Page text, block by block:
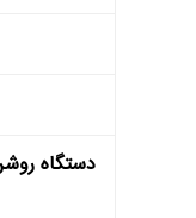
دستگاه